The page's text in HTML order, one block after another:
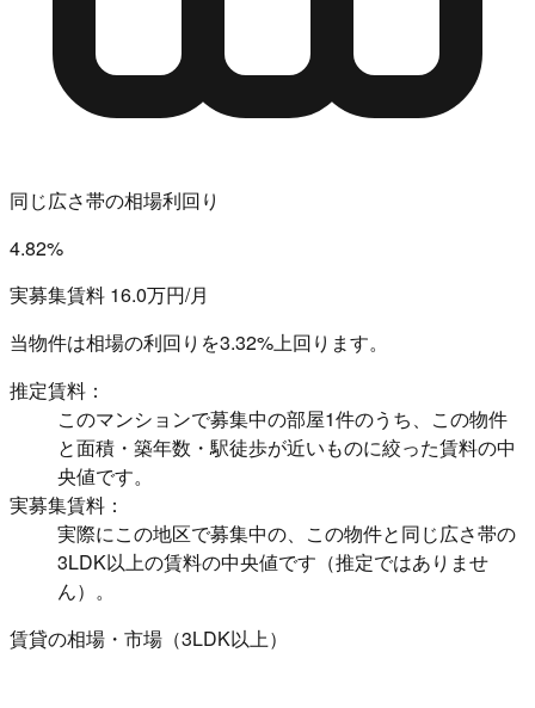
同じ広さ帯の相場利回り
4.82%
実募集賃料 16.0万円/月
当物件は相場の利回りを3.32%上回ります。
推定賃料：
このマンションで募集中の部屋1件のうち、この物件
と面積・築年数・駅徒歩が近いものに絞った賃料の中
央値です。
実募集賃料：
実際にこの地区で募集中の、この物件と同じ広さ帯の
3LDK以上の賃料の中央値です（推定ではありませ
ん）。
賃貸の相場・市場（3LDK以上）